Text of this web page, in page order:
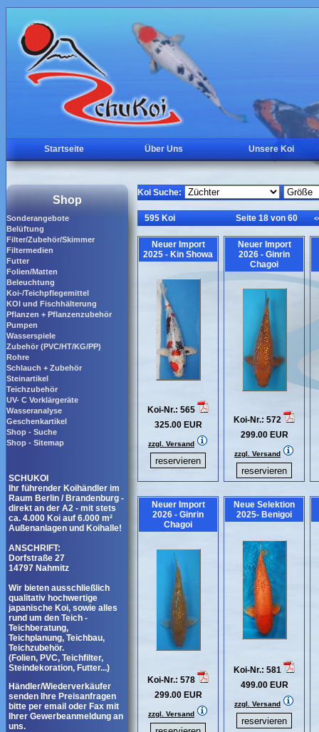
Startseite Über Uns Unsere Koi
Shop
Sonderangebote
Belüftung
Filter/Zubehör/Skimmer
Filtermedien
Futter
Folien/Matten
Beleuchtung
Koi-/Teichpflegemittel
KOI und Fischhälterung
Pflanzen + Pflanzenzubehör
Pumpen
Wasserspiele
Zubehör (PVC/HT/KG/PP)
Rohre
Schlauch + Zubehör
Steinartikel
Teichzubehör
UV- C Vorklärgeräte
Wasseranalyse
Geschenkartikel
Shop - Suche
Shop - Sitemap
SCHUKOI
Ihr führender Koihändler im
Raum Berlin / Brandenburg -
direkt an der A2 - mit stets
ca. 4.000 Koi auf 6.000 m²
Außenanlagen und Koihalle!
ANSCHRIFT:
Dorfstraße 27
14797 Nahmitz
Wir bieten ausschließlich
qualitativ hochwertige
japanische Koi, sowie alles
rund um den Teich -
Teichberatung,
Teichplanung, Teichbau,
Teichzubehör.
(Folien, PVC, Teichfilter,
Steindekoration, Futter...)
Händler/Wiederverkäufer
senden Ihre Preisanfragen
bitte per email oder Fax mit
Ihrer Gewerbeanmeldung an
uns.
Koi Suche:
595 Koi Seite 18 von 60
Neuer Import
2025 - Kin Showa
Koi-Nr.: 565
325.00 EUR
zzgl. Versand
Neuer Import
2026 - Ginrin
Chagoi
Koi-Nr.: 572
299.00 EUR
zzgl. Versand
Neuer Import
2026 - Ginrin
Chagoi
Koi-Nr.: 578
299.00 EUR
zzgl. Versand
Neue Selektion
2025- Benigoi
Koi-Nr.: 581
499.00 EUR
zzgl. Versand